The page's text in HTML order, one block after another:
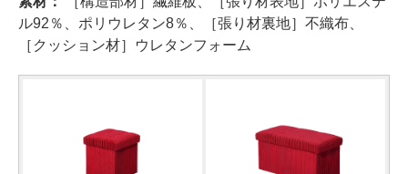
ル92％、ポリウレタン8％、［張り材裏地］不織布、
［クッション材］ウレタンフォーム